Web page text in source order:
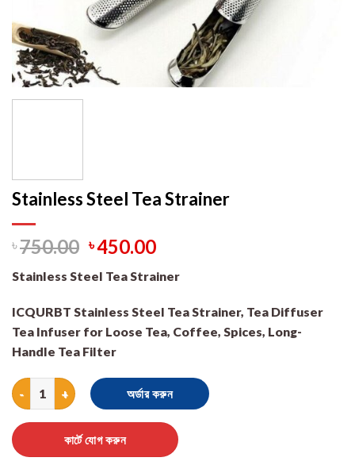
Stainless Steel Tea Strainer
৳750.00 ৳450.00
Stainless Steel Tea Strainer
ICQURBT Stainless Steel Tea Strainer, Tea Diffuser
Tea Infuser for Loose Tea, Coffee, Spices, Long-
Handle Tea Filter
Stainless Steel Tea Strainer quantity
অর্ডার করুন
কার্টে যোগ করুন